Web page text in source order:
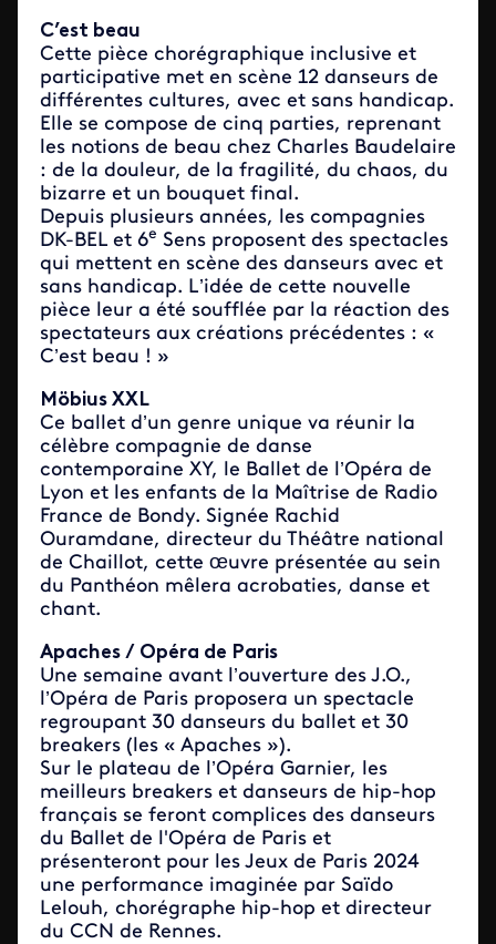
C’est beau
Cette pièce chorégraphique inclusive et
participative met en scène 12 danseurs de
différentes cultures, avec et sans handicap.
Elle se compose de cinq parties, reprenant
les notions de beau chez Charles Baudelaire
: de la douleur, de la fragilité, du chaos, du
bizarre et un bouquet final.
Depuis plusieurs années, les compagnies
DK-BEL et 6e Sens proposent des spectacles
qui mettent en scène des danseurs avec et
sans handicap. L’idée de cette nouvelle
pièce leur a été soufflée par la réaction des
spectateurs aux créations précédentes : «
C’est beau ! »
Möbius XXL
Ce ballet d’un genre unique va réunir la
célèbre compagnie de danse
contemporaine XY, le Ballet de l’Opéra de
Lyon et les enfants de la Maîtrise de Radio
France de Bondy. Signée Rachid
Ouramdane, directeur du Théâtre national
de Chaillot, cette œuvre présentée au sein
du Panthéon mêlera acrobaties, danse et
chant.
Apaches / Opéra de Paris
Une semaine avant l’ouverture des J.O.,
l’Opéra de Paris proposera un spectacle
regroupant 30 danseurs du ballet et 30
breakers (les « Apaches »).
Sur le plateau de l’Opéra Garnier, les
meilleurs breakers et danseurs de hip-hop
français se feront complices des danseurs
du Ballet de l'Opéra de Paris et
présenteront pour les Jeux de Paris 2024
une performance imaginée par Saïdo
Lelouh, chorégraphe hip-hop et directeur
du CCN de Rennes.